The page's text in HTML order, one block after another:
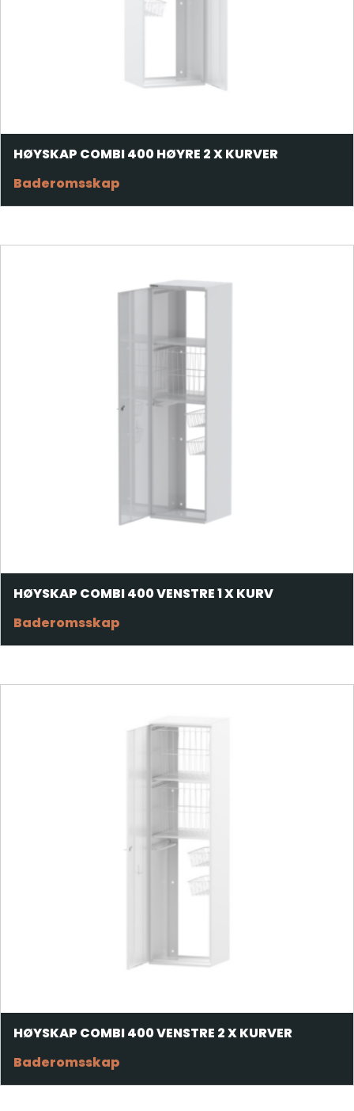
HØYSKAP COMBI 400 HØYRE 2 X KURVER
Baderomsskap
HØYSKAP COMBI 400 VENSTRE 1 X KURV
Baderomsskap
HØYSKAP COMBI 400 VENSTRE 2 X KURVER
Baderomsskap